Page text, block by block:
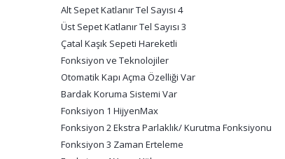
Alt Sepet Katlanır Tel Sayısı 4
Üst Sepet Katlanır Tel Sayısı 3
Çatal Kaşık Sepeti Hareketli
Fonksiyon ve Teknolojiler
Otomatik Kapı Açma Özelliği Var
Bardak Koruma Sistemi Var
Fonksiyon 1 HijyenMax
Fonksiyon 2 Ekstra Parlaklık/ Kurutma Fonksiyonu
Fonksiyon 3 Zaman Erteleme